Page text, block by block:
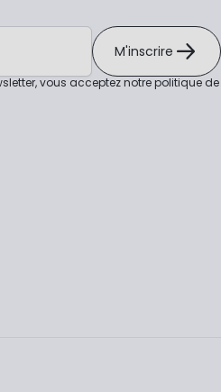
M'inscrire
vous acceptez notrepolitique de